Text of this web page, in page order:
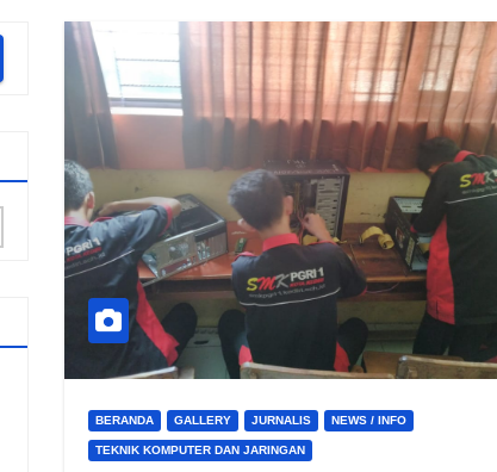
BERANDA GALLERY JURNALIS NEWS / INFO
TEKNIK KOMPUTER DAN JARINGAN